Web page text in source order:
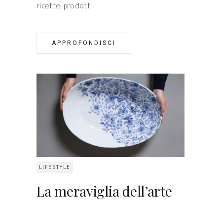
ricette, prodotti
APPROFONDISCI
LIFESTYLE
La meraviglia dell’arte